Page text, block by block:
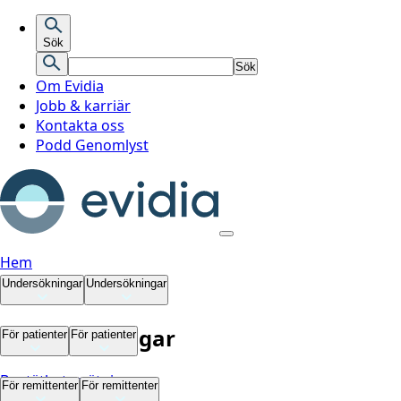
Sök
Sök
Om Evidia
Jobb & karriär
Kontakta oss
Podd Genomlyst
Hem
Undersökningar Undersökningar
Undersökningar
Bentäthetsmätning
För patienter För patienter
För patienter
För remittenter För remittenter